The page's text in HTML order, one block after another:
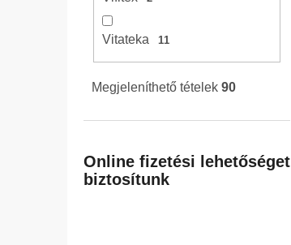
Vitateka 11
Megjeleníthető tételek 90
Online fizetési lehetőséget
biztosítunk